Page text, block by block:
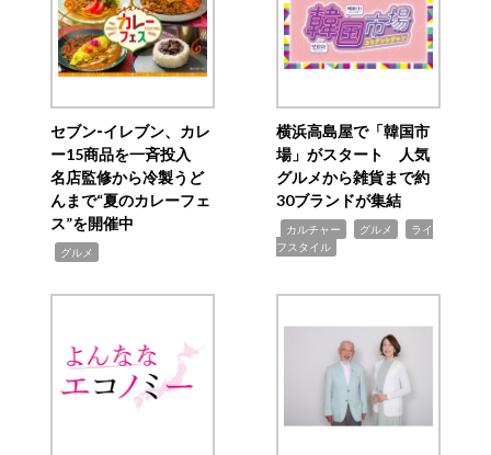
セブン‐イレブン、カレ
ー15商品を一斉投入
名店監修から冷製うど
んまで“夏のカレーフェ
ス”を開催中
グルメ
横浜高島屋で「韓国市
場」がスタート 人気
グルメから雑貨まで約
30ブランドが集結
カルチャー グルメ
ライ
フスタイル